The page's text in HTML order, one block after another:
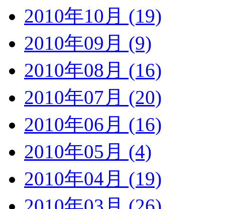
2010年10月 (19)
2010年09月 (9)
2010年08月 (16)
2010年07月 (20)
2010年06月 (16)
2010年05月 (4)
2010年04月 (19)